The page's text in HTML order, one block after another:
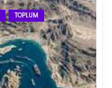
TOPLUM